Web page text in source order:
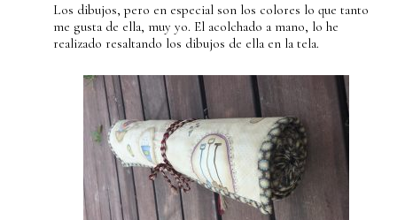
Los dibujos, pero en especial son los colores lo que tanto
me gusta de ella, muy yo. El acolchado a mano, lo he
realizado resaltando los dibujos de ella en la tela.